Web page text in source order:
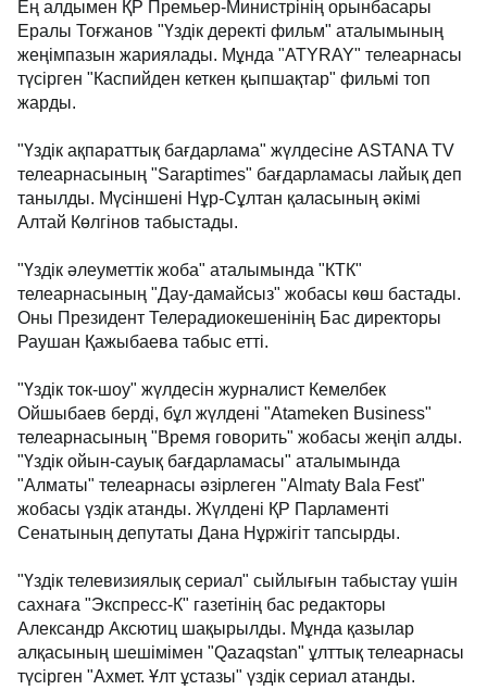
Ең алдымен ҚР Премьер-Министрінің орынбасары
Ералы Тоғжанов "Үздік деректі фильм" аталымының
жеңімпазын жариялады. Мұнда "ATYRAY" телеарнасы
түсірген "Каспийден кеткен қыпшақтар" фильмі топ
жарды.
"Үздік ақпараттық бағдарлама" жүлдесіне ASTANA TV
телеарнасының "Saraptimes" бағдарламасы лайық деп
танылды. Мүсіншені Нұр-Сұлтан қаласының әкімі
Алтай Көлгінов табыстады.
"Үздік әлеуметтік жоба" аталымында "КТК"
телеарнасының "Дау-дамайсыз" жобасы көш бастады.
Оны Президент Телерадиокешенінің Бас директоры
Раушан Қажыбаева табыс етті.
"Үздік ток-шоу" жүлдесін журналист Кемелбек
Ойшыбаев берді, бұл жүлдені "Atameken Business"
телеарнасының "Время говорить" жобасы жеңіп алды.
"Үздік ойын-сауық бағдарламасы" аталымында
"Алматы" телеарнасы әзірлеген "Almaty Bala Fest"
жобасы үздік атанды. Жүлдені ҚР Парламенті
Сенатының депутаты Дана Нұржігіт тапсырды.
"Үздік телевизиялық сериал" сыйлығын табыстау үшін
сахнаға "Экспресс-К" газетінің бас редакторы
Александр Аксютиц шақырылды. Мұнда қазылар
алқасының шешімімен "Qazaqstan" ұлттық телеарнасы
түсірген "Ахмет. Ұлт ұстазы" үздік сериал атанды.